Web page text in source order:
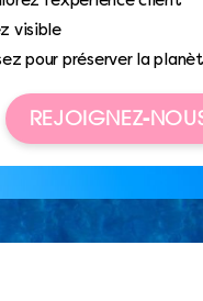
visible
pour préserver la
REJOIGNEZ-